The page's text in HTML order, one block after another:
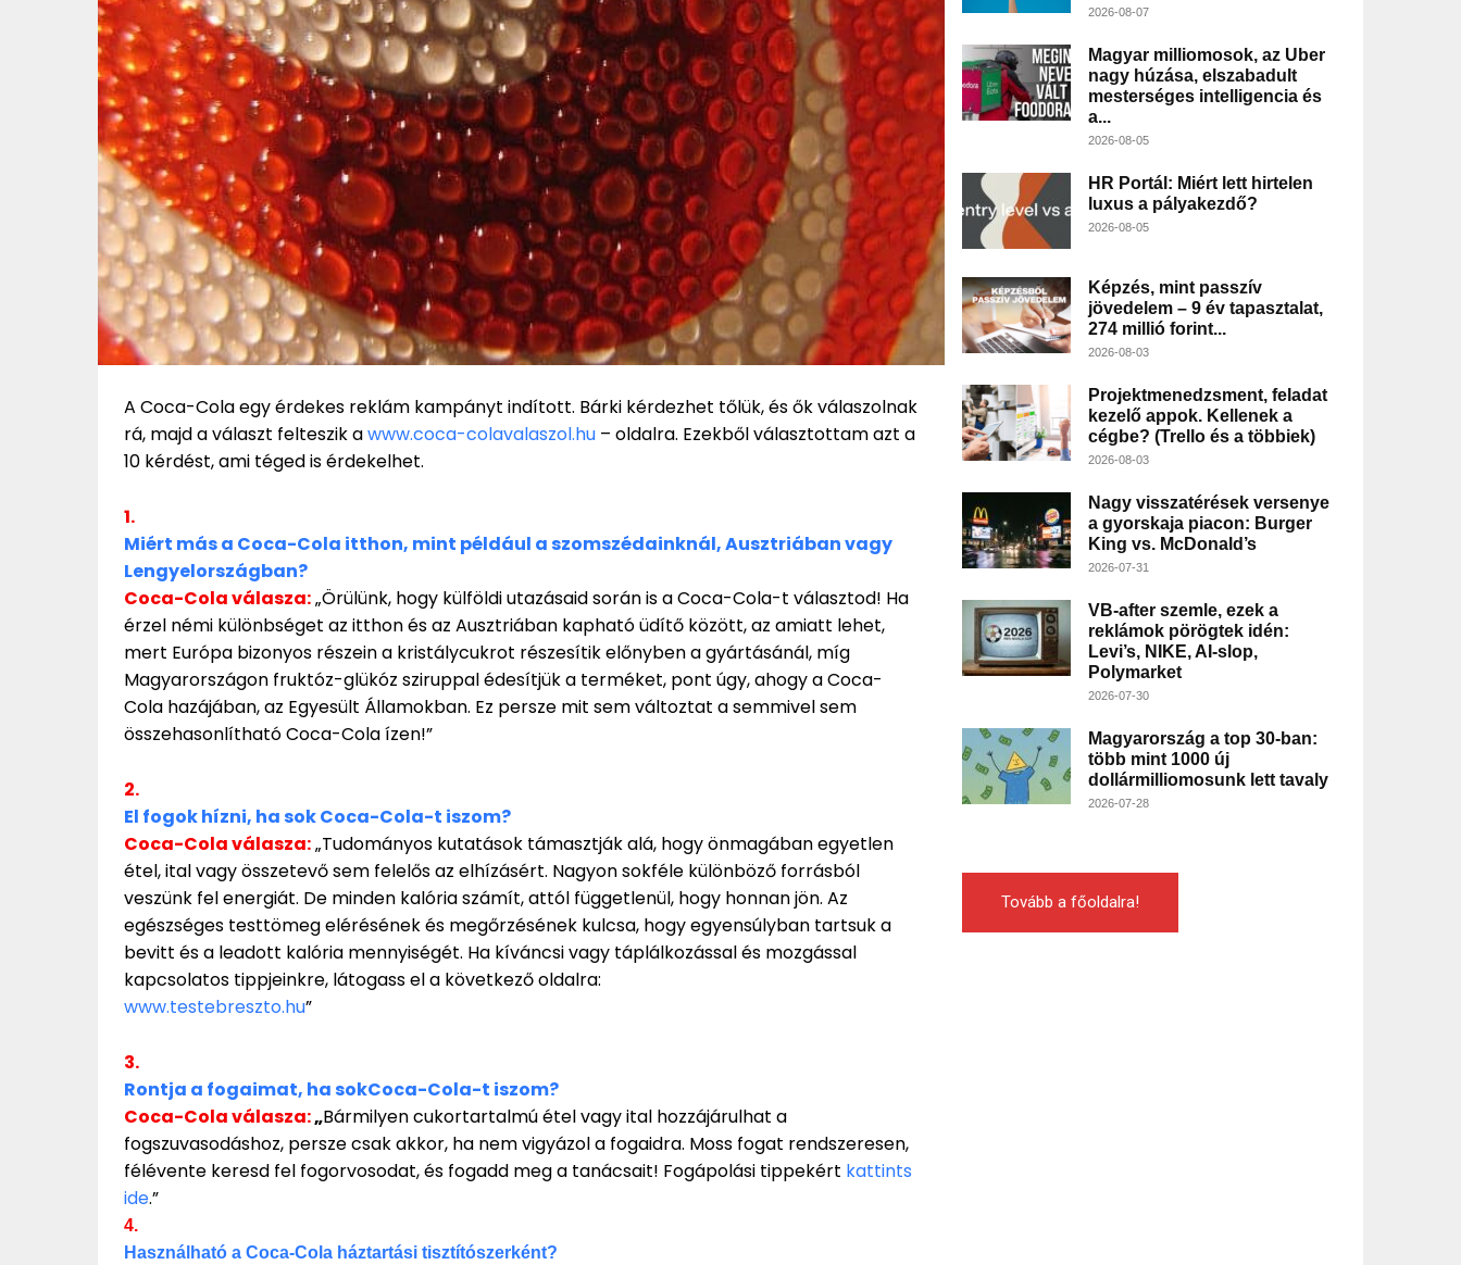
A Coca-Cola egy érdekes reklám kampányt indított. Bárki kérdezhet tőlük, és ők válaszolnak
rá, majd a választ felteszik awww.coca-colavalaszol.hu – oldalra. Ezekből választottam azt a
10 kérdést, ami téged is érdekelhet.
1.
Miért más a Coca-Cola itthon, mint például a szomszédainknál, Ausztriában vagy
Lengyelországban?
Coca-Cola válasza:„Örülünk, hogy külföldi utazásaid során is a Coca-Cola-t választod! Ha
érzel némi különbséget az itthon és az Ausztriában kapható üdítő között, az amiatt lehet,
mert Európa bizonyos részein a kristálycukrot részesítik előnyben a gyártásánál, míg
Magyarországon fruktóz-glükóz sziruppal édesítjük a terméket, pont úgy, ahogy a Coca-
Cola hazájában, az Egyesült Államokban. Ez persze mit sem változtat a semmivel sem
összehasonlítható Coca-Cola ízen!”
2.
El fogok hízni, ha sok Coca-Cola-t iszom?
Coca-Cola válasza:„Tudományos kutatások támasztják alá, hogy önmagában egyetlen
étel, ital vagy összetevő sem felelős az elhízásért. Nagyon sokféle különböző forrásból
veszünk fel energiát. De minden kalória számít, attól függetlenül, hogy honnan jön. Az
egészséges testtömeg elérésének és megőrzésének kulcsa, hogy egyensúlyban tartsuk a
bevitt és a leadott kalória mennyiségét. Ha kíváncsi vagy táplálkozással és mozgással
kapcsolatos tippjeinkre, látogass el a következő oldalra:
www.testebreszto.hu”
3.
Rontja a fogaimat, ha sokCoca-Cola-t iszom?
Coca-Cola válasza:„Bármilyen cukortartalmú étel vagy ital hozzájárulhat a
fogszuvasodáshoz, persze csak akkor, ha nem vigyázol a fogaidra. Moss fogat rendszeresen,
félévente keresd fel fogorvosodat, és fogadd meg a tanácsait! Fogápolási tippekért kattints
ide.”
4.
Használható a Coca-Cola háztartási tisztítószerként?
2026-08-07
Magyar milliomosok, az Uber
nagy húzása, elszabadult
mesterséges intelligencia és
a...
2026-08-05
HR Portál: Miért lett hirtelen
luxus a pályakezdő?
2026-08-05
Képzés, mint passzív
jövedelem – 9 év tapasztalat,
274 millió forint...
2026-08-03
Projektmenedzsment, feladat
kezelő appok. Kellenek a
cégbe? (Trello és a többiek)
2026-08-03
Nagy visszatérések versenye
a gyorskaja piacon: Burger
King vs. McDonald’s
2026-07-31
VB-after szemle, ezek a
reklámok pörögtek idén:
Levi’s, NIKE, AI-slop,
Polymarket
2026-07-30
Magyarország a top 30-ban:
több mint 1000 új
dollármilliomosunk lett tavaly
2026-07-28
Tovább a főoldalra!